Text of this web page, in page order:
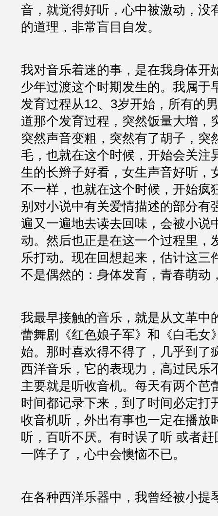
音，就觉得好听，心中被激动，没
的道理，非常盲目自发。
我对音乐着迷的事，是在我身体开
少年过渡这个时期发生的。我属于
发育过程从12、3岁开始，所有的
道那个发育过程，突然饭量大增，
突然声音变粗，突然有了胡子，突
毛，也就在这个时候，开始会关注
生的长辫子好看，女生声音好听，
不一样，也就在这个时候，开始疯
别对小说中有关爱情描述的部分有
遍又一遍地去读去回味，会被小说
动。然后也正是在这一个过程里，
乐打动。现在回想起来，估计这三
不是偶然的：身体发育，青春萌动
我最早接触的音乐，就是从文革中
蕾舞剧《红色娘子军》和《白毛女
始。那时喜欢得不得了，几乎到了
西洋音乐，它的表现力，高过民乐
主要就是听收音机。每天有两个芭
时间都记录下来，到了时间必定打
收音机听，外出有事也一定在播放
听，百听不厌。有时误了听 或者
一阵子了，心中会懊恼不已。
在各种西洋乐器中，我曾经被小提